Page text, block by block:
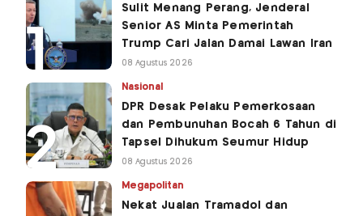
Sulit Menang Perang, Jenderal
Senior AS Minta Pemerintah
Trump Cari Jalan Damai Lawan Iran
08 Agustus 2026
Nasional
DPR Desak Pelaku Pemerkosaan
dan Pembunuhan Bocah 6 Tahun di
Tapsel Dihukum Seumur Hidup
08 Agustus 2026
Megapolitan
Nekat Jualan Tramadol dan